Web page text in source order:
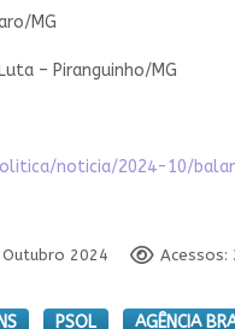
MG
– Piranguinho/MG
noticia/2024-10/
2024 Acessos:
PSOL AGÊNCIA